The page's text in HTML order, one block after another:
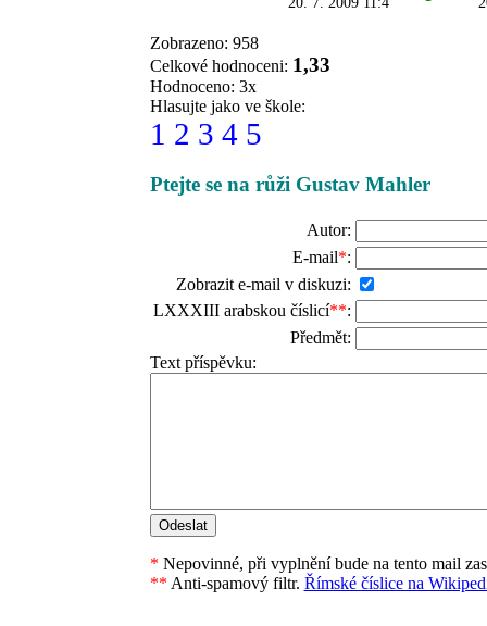
Zobrazeno: 958
Celkové hodnoceni: 1,33
Hodnoceno: 3x
Hlasujte jako ve škole:
1 2 3 4 5
Ptejte se na růži Gustav Mahler
Autor:
E-mail*:
Zobrazit e-mail v diskuzi:
LXXXIII arabskou číslicí**:
Předmět:
Text příspěvku:
* Nepovinné, při vyplnění bude na tento mail
** Anti-spamový filtr. Římské číslice na